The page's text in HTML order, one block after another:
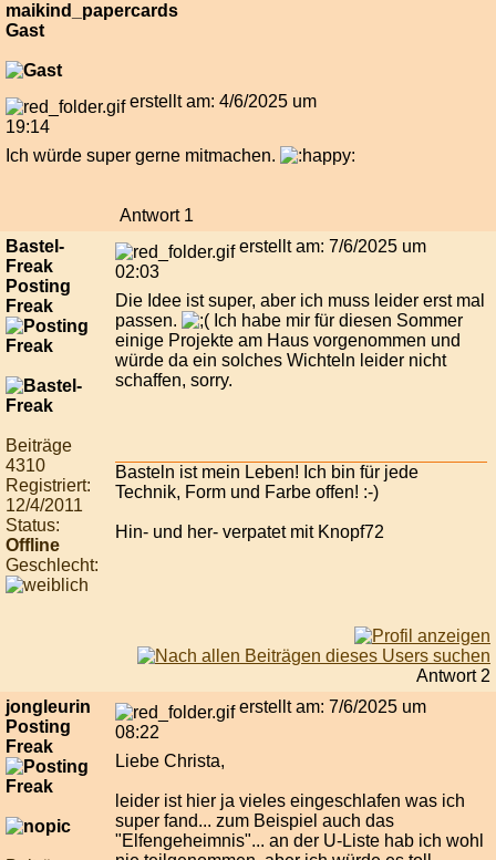
maikind_papercards
Gast
erstellt am: 4/6/2025 um
19:14
Ich würde super gerne mitmachen.
Antwort 1
Bastel-
Freak
Posting
Freak
Beiträge
4310
Registriert:
12/4/2011
Status:
Offline
Geschlecht:
erstellt am: 7/6/2025 um
02:03
Die Idee ist super, aber ich muss leider erst mal
passen.
Ich habe mir für diesen Sommer
einige Projekte am Haus vorgenommen und
würde da ein solches Wichteln leider nicht
schaffen, sorry.
Basteln ist mein Leben! Ich bin für jede
Technik, Form und Farbe offen! :-)
Hin- und her- verpatet mit Knopf72
Antwort 2
jongleurin
Posting
Freak
erstellt am: 7/6/2025 um
08:22
Liebe Christa,
leider ist hier ja vieles eingeschlafen was ich
super fand... zum Beispiel auch das
"Elfengeheimnis"... an der U-Liste hab ich wohl